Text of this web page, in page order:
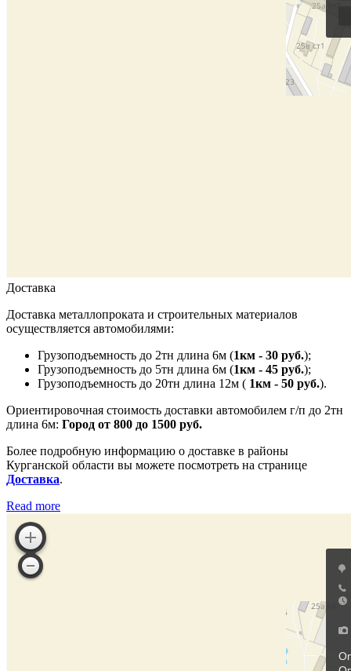
Доставка
Доставка металлопроката и строительных материалов
осуществляется автомобилями:
Грузоподъемность до 2тн длина 6м (1км - 30 руб.);
Грузоподъемность до 5тн длина 6м (1км - 45 руб.);
Грузоподъемность до 20тн длина 12м ( 1км - 50 руб.).
Ориентировочная стоимость доставки автомобилем г/п до 2тн
длина 6м: Город от 800 до 1500 руб.
Более подробную информацию о доставке в районы
Курганской области вы можете посмотреть на странице
Доставка.
Read more